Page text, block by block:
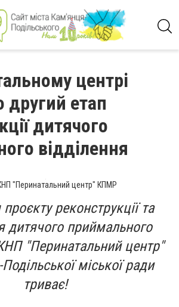
центрі
другий етап
дитячого
відділення
"Перинатальний центр" КПМР
проєкту реконструкції та
дитячого приймального
"Перинатальний центр"
міської ради
триває!